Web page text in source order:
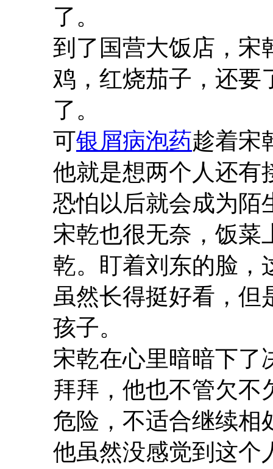
了。
到了国营大饭店，宋
鸡，红烧茄子，还要
了。
可银屑病泡药趁着宋
他就是想两个人还有
恐怕以后就会成为陌
宋乾也很无奈，饭菜
乾。盯着刘东的脸，
虽然长得挺好看，但
孩子。
宋乾在心里暗暗下了
拜拜，他也不管欠不
危险，不适合继续相
他虽然没感觉到这个